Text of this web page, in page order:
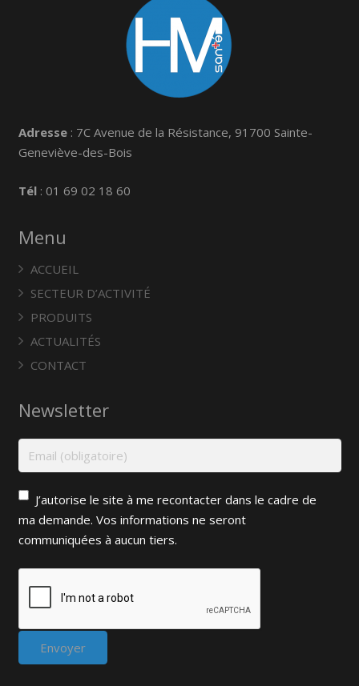
Adresse: 7C Avenue de la Résistance, 91700 Sainte-
Geneviève-des-Bois
Tél: 01 69 02 18 60
Menu
ACCUEIL
SECTEUR D’ACTIVITÉ
PRODUITS
ACTUALITÉS
CONTACT
Newsletter
J’autorise le site à me recontacter dans le cadre de
ma demande. Vos informations ne seront
communiquées à aucun tiers.